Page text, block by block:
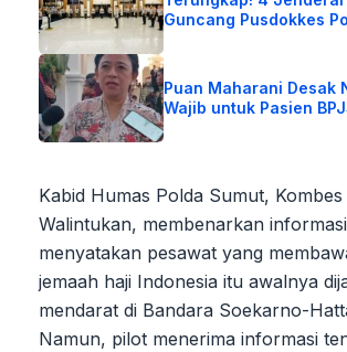
Guncang Pusdokkes
Puan Maharani Desak
Wajib untuk Pasien
Kabid Humas Polda Sumut,
Walintukan, membenarkan
menyatakan pesawat yang
jemaah haji Indonesia itu awalnya
mendarat di Bandara Soekarno-
Namun, pilot menerima informasi